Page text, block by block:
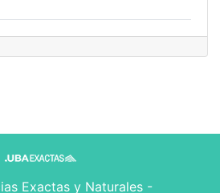
Exactas y Naturales -